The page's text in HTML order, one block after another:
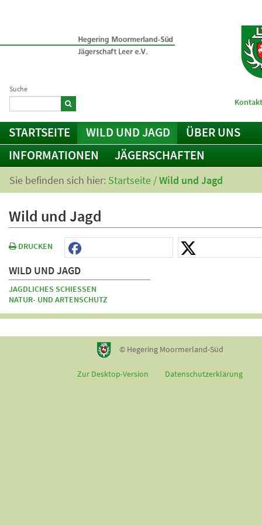
Suche
STARTSEITE WILD UND JAGD
ÜBER UNS
INFORMATIONEN
JÄGERSCHAFTEN
Sie befinden sich hier: Startseite /Wild und Jagd
Wild und Jagd
DRUCKEN
WILD UND JAGD
JAGDLICHES SCHIESSEN
NATUR- UND ARTENSCHUTZ
© Hegering Moormerland-Süd
Zur Desktop-Version Datenschutzerklärung